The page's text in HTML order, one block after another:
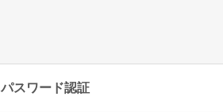
パスワード認証